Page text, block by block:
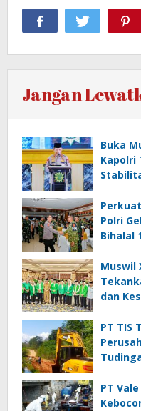
Jangan
Buka
Kapolri
Polri
Bihalal
Muswil
dan
PT TIS
PT